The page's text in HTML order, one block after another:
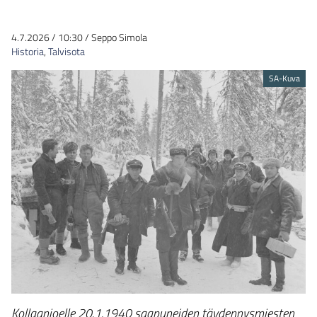
4.7.2026/ 10:30/Seppo Simola
Historia,Talvisota
SA-Kuva
Kollaanjoelle 20.1.1940 saapuneiden täydennysmiesten